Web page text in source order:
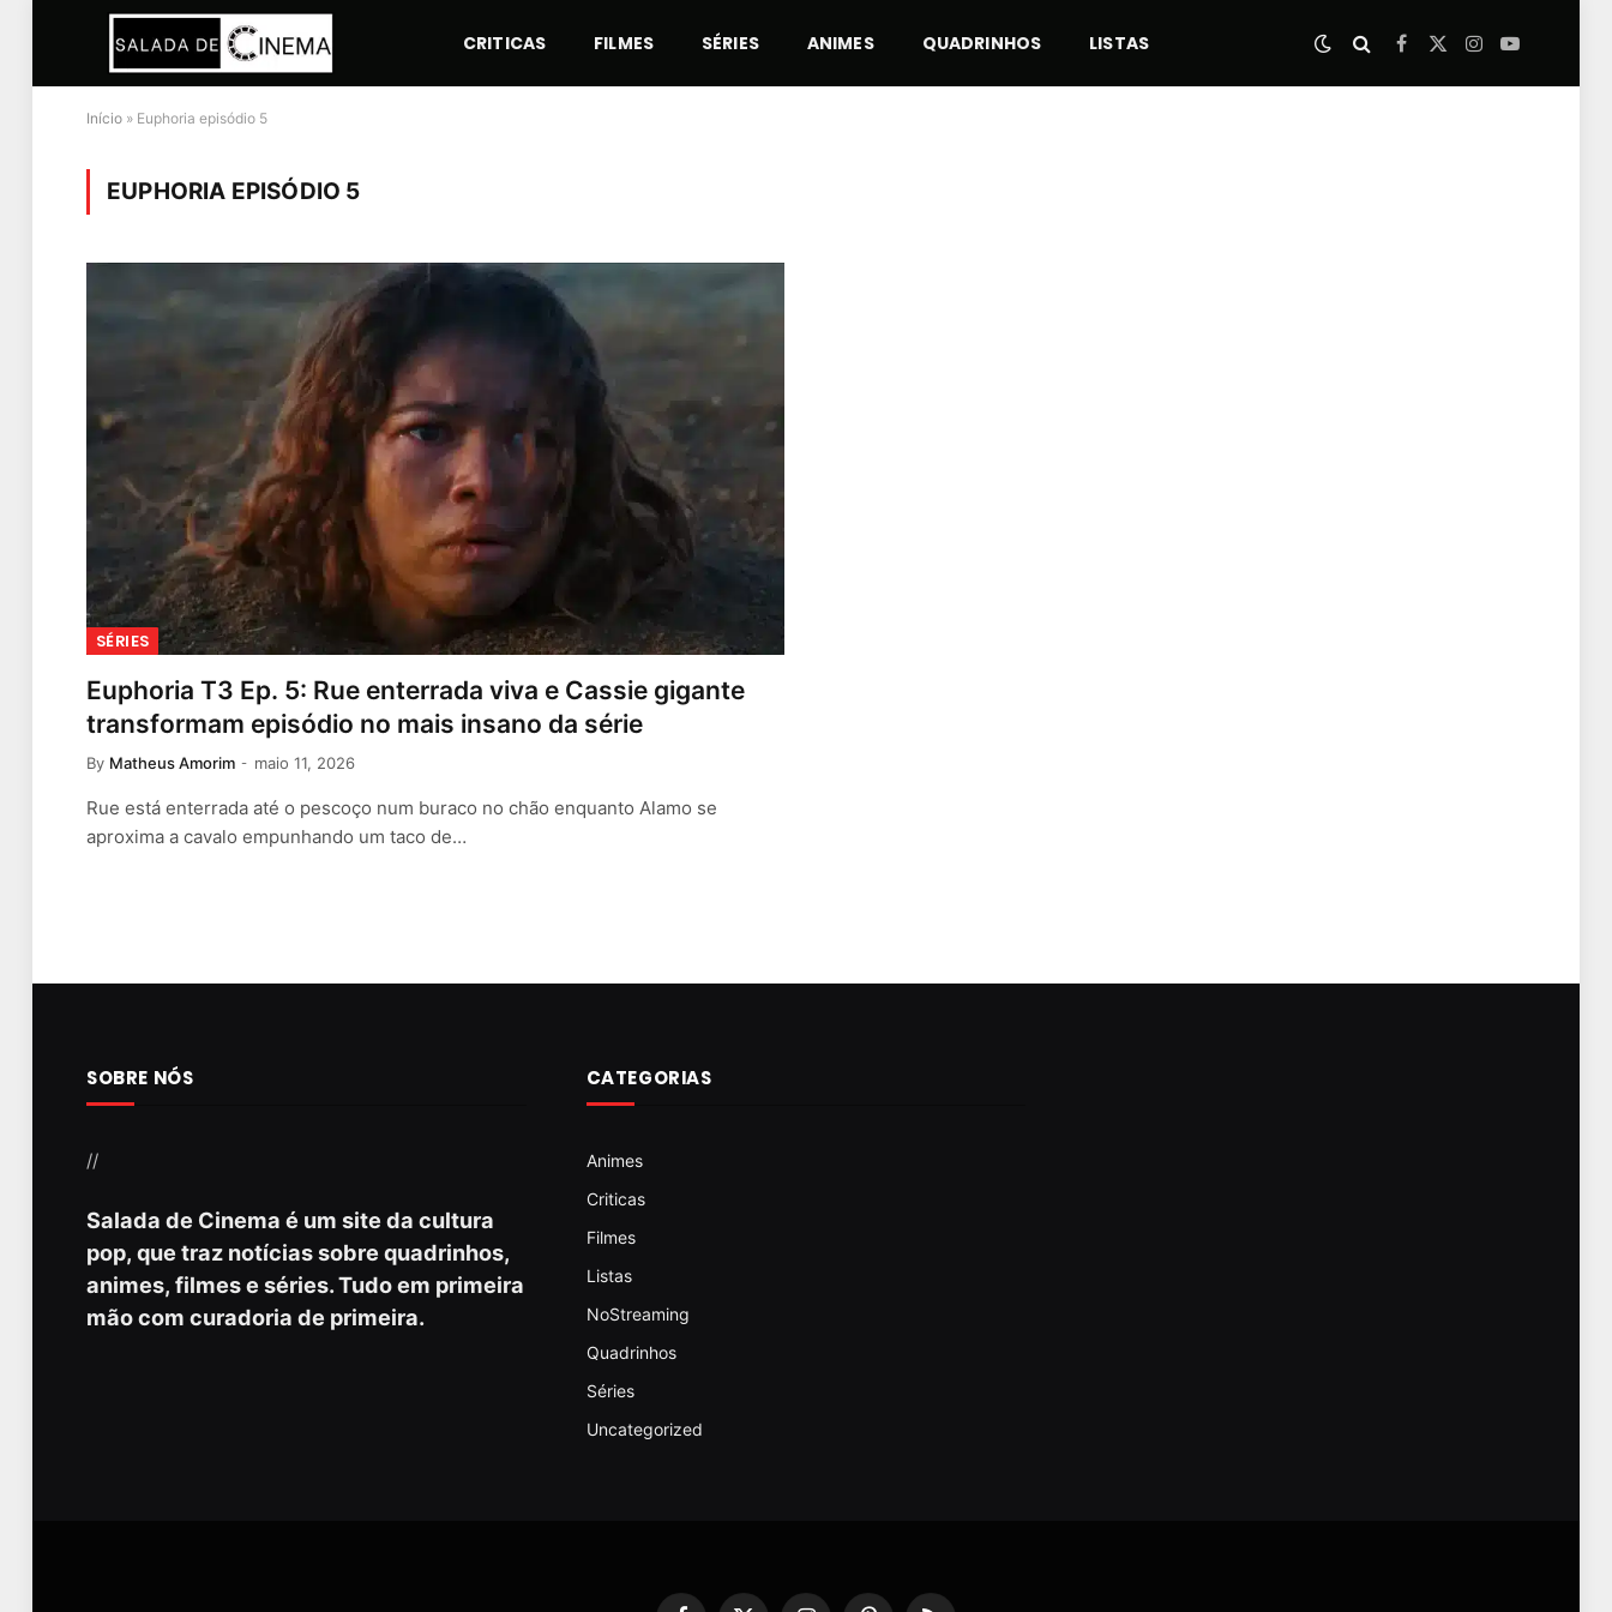
CRITICAS FILMES SÉRIES ANIMES QUADRINHOS LISTAS Facebook
X
Instagram
YouTube
Início » Euphoria episódio 5
EUPHORIA EPISÓDIO 5
SÉRIES
Euphoria T3 Ep. 5: Rue enterrada viva e Cassie gigante
transformam episódio no mais insano da série
By Matheus Amorim maio 11, 2026
Rue está enterrada até o pescoço num buraco no chão enquanto Alamo se
aproxima a cavalo empunhando um taco de…
SOBRE NÓS
//
Salada de Cinema é um site da cultura
pop, que traz notícias sobre quadrinhos,
animes, filmes e séries. Tudo em primeira
mão com curadoria de primeira.
CATEGORIAS
Animes
Criticas
Filmes
Listas
NoStreaming
Quadrinhos
Séries
Uncategorized